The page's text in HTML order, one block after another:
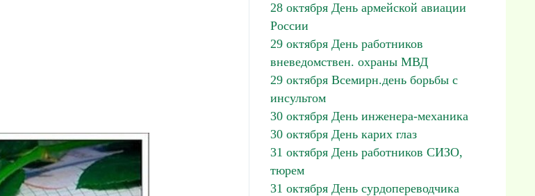
28 октября День армейской авиации
России
29 октября День работников
вневедомствен. охраны МВД
29 октября Всемирн.день борьбы с
инсультом
30 октября День инженера-механика
30 октября День карих глаз
31 октября День работников СИЗО,
тюрем
31 октября День сурдопереводчика